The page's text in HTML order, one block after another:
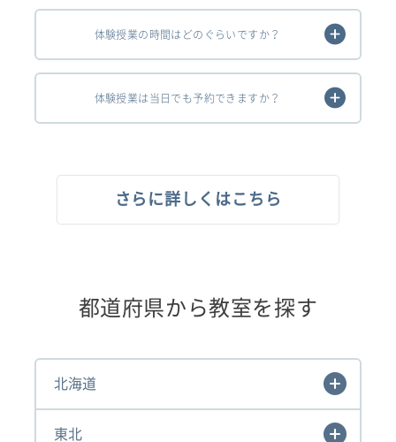
体験授業の時間はどのぐらいですか？
体験授業は当日でも予約できますか？
さらに詳しくはこちら
都道府県から教室を探す
北海道
東北